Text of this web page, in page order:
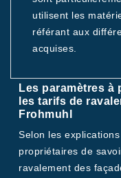
utilisent les
référant aux
acquises.
Les paramètres à
les tarifs de
Frohmuhl
Selon les
propriétaires de
ravalement des